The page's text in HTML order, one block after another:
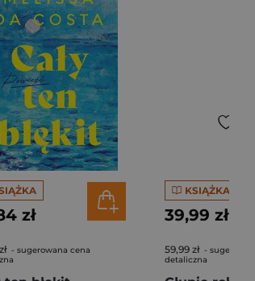
zł
- sugerowana cena
KSIĄŻKA
39,99 zł
59,99 zł -
detaliczna